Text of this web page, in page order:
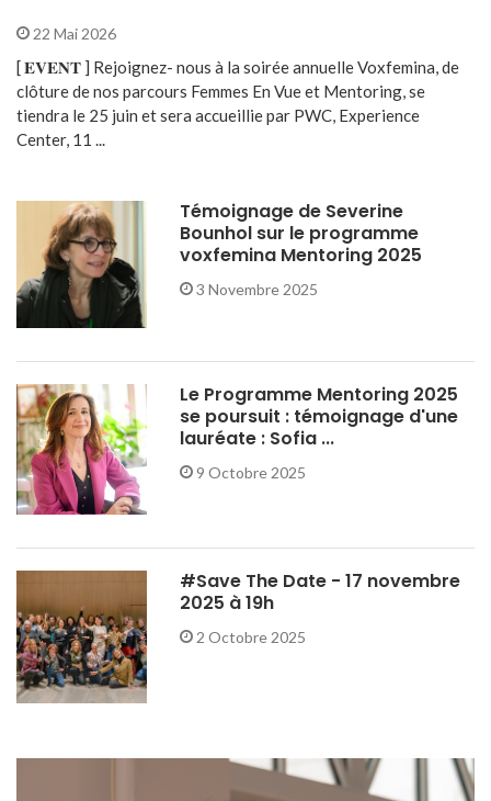
22 Mai 2026
[ 𝐄𝐕𝐄𝐍𝐓 ] Rejoignez- nous à la soirée annuelle Voxfemina, de
clôture de nos parcours Femmes En Vue et Mentoring, se
tiendra le 25 juin et sera accueillie par PWC, Experience
Center, 11 ...
Témoignage de Severine
Bounhol sur le programme
voxfemina Mentoring 2025
3 Novembre 2025
Le Programme Mentoring 2025
se poursuit : témoignage d'une
lauréate : Sofia ...
9 Octobre 2025
#Save The Date - 17 novembre
2025 à 19h
2 Octobre 2025